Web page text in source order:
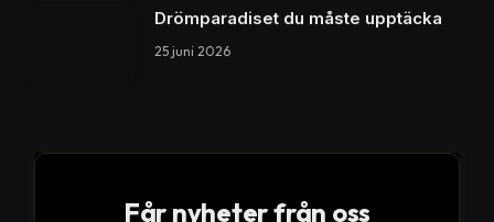
Drömparadiset du måste upptäcka
25 juni 2026
Får nyheter från oss